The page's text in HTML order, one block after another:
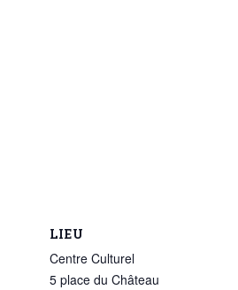
LIEU
Centre Culturel
5 place du Château